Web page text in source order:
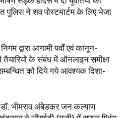
पुलिस ने शव पोस्टमार्टम के लिए भेजा
द्वारा आगामी पर्वों एवं कानून-
तैयारियों के संबंध में ऑनलाइन समीक्षा
को दिये गये आवश्यक दिशा-
डॉ. भीमराव अंबेडकर जन कल्याण